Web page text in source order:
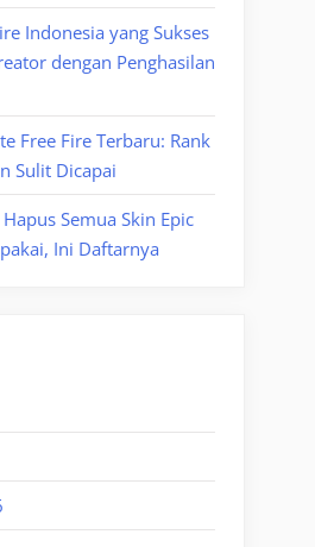
Indonesia yang Sukses
dengan Penghasilan
Free Fire Terbaru: Rank
Sulit Dicapai
Semua Skin Epic
Ini Daftarnya